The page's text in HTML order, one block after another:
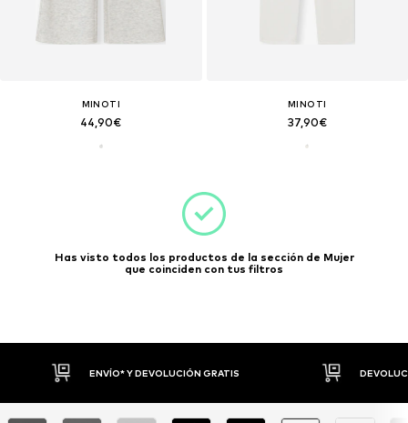
MINOTI
44,90€
MINOTI
37,90€
Has visto todos los productos de la sección de Mujer
que coinciden con tus filtros
Y DEVOLUCIÓN GRATIS DEVOLUCIONES HASTA 30 DÍAS